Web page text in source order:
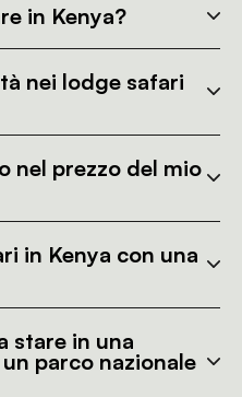
in Kenya?
nei lodge safari
nel prezzo del mio
in Kenya con una
stare in una
parco nazionale